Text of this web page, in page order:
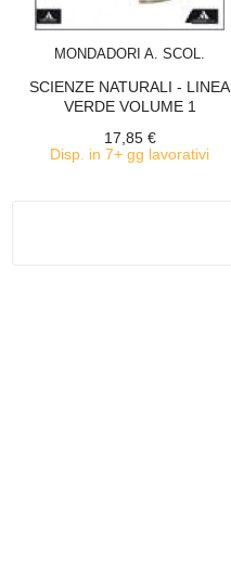
MONDADORI A. SCOL.
SCIENZE NATURALI - LINEA
VERDE VOLUME 1
17,85 €
Disp. in 7+ gg lavorativi